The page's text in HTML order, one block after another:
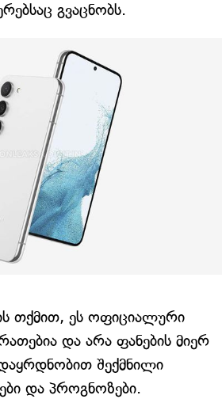
გვაცნობს.
თქმით, ეს ოფიციალური
და არა ფანების მიერ
შექმნილი
და პროგნოზები.